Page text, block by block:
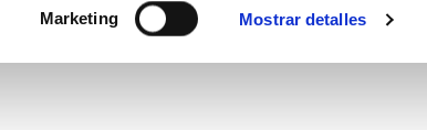
Marketing Mostrar detalles